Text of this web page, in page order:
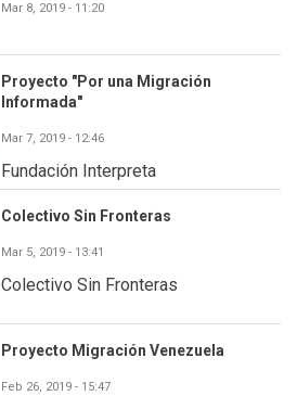
Mar 8, 2019 - 11:20
Proyecto "Por una Migración
Informada"
Mar 7, 2019 - 12:46
Fundación Interpreta
Colectivo Sin Fronteras
Mar 5, 2019 - 13:41
Colectivo Sin Fronteras
Proyecto Migración Venezuela
Feb 26, 2019 - 15:47